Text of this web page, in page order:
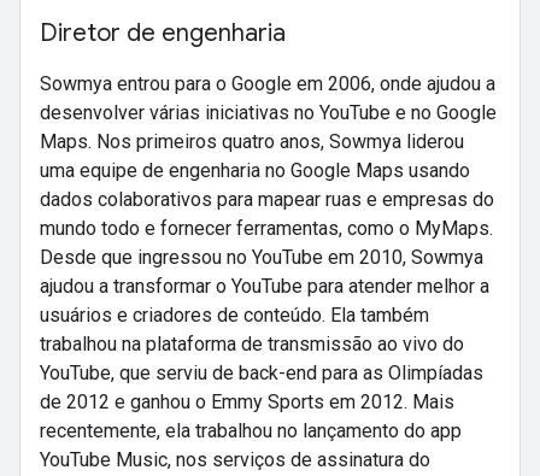
Diretor de engenharia
Sowmya entrou para o Google em 2006, onde ajudou a
desenvolver várias iniciativas no YouTube e no Google
Maps. Nos primeiros quatro anos, Sowmya liderou
uma equipe de engenharia no Google Maps usando
dados colaborativos para mapear ruas e empresas do
mundo todo e fornecer ferramentas, como o MyMaps.
Desde que ingressou no YouTube em 2010, Sowmya
ajudou a transformar o YouTube para atender melhor a
usuários e criadores de conteúdo. Ela também
trabalhou na plataforma de transmissão ao vivo do
YouTube, que serviu de back-end para as Olimpíadas
de 2012 e ganhou o Emmy Sports em 2012. Mais
recentemente, ela trabalhou no lançamento do app
YouTube Music, nos serviços de assinatura do